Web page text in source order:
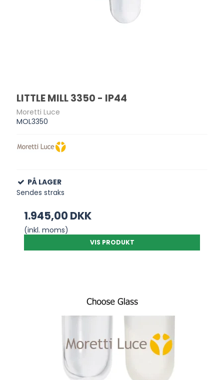
LITTLE MILL 3350 - IP44
Moretti Luce
MOL3350
PÅ LAGER
Sendes straks
1.945,00 DKK
(inkl. moms)
VIS PRODUKT